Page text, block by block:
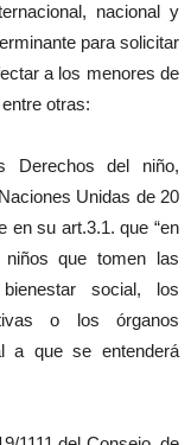
nacional y
para solicitar
a los menores de
otras:
Derechos del niño,
Unidas de 20
en su art.3.1. que “en
que tomen las
social, los
o los órganos
a que se entenderá